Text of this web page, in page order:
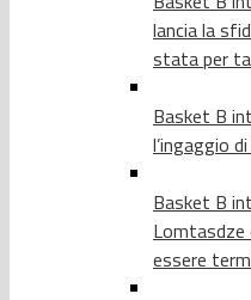
lancia la
stata per
Basket B
l’ingaggio
Basket B
Lomtasdze
essere